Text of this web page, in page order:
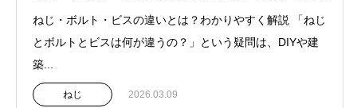
ねじ・ボルト・ビスの違いとは？わかりやすく解説 「ねじ
とボルトとビスは何が違うの？」という疑問は、DIYや建
築...
ねじ 2026.03.09